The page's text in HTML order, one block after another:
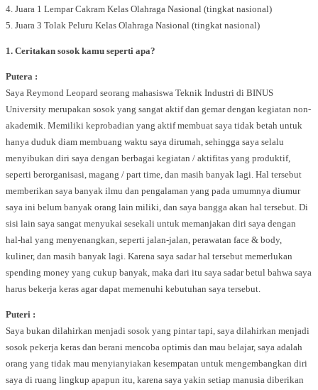
4. Juara 1 Lempar Cakram Kelas Olahraga Nasional (tingkat nasional)
5. Juara 3 Tolak Peluru Kelas Olahraga Nasional (tingkat nasional)
1. Ceritakan sosok kamu seperti apa?
Putera :
Saya Reymond Leopard seorang mahasiswa Teknik Industri di BINUS
University merupakan sosok yang sangat aktif dan gemar dengan kegiatan non-
akademik. Memiliki keprobadian yang aktif membuat saya tidak betah untuk
hanya duduk diam membuang waktu saya dirumah, sehingga saya selalu
menyibukan diri saya dengan berbagai kegiatan / aktifitas yang produktif,
seperti berorganisasi, magang / part time, dan masih banyak lagi. Hal tersebut
memberikan saya banyak ilmu dan pengalaman yang pada umumnya diumur
saya ini belum banyak orang lain miliki, dan saya bangga akan hal tersebut. Di
sisi lain saya sangat menyukai sesekali untuk memanjakan diri saya dengan
hal-hal yang menyenangkan, seperti jalan-jalan, perawatan face & body,
kuliner, dan masih banyak lagi. Karena saya sadar hal tersebut memerlukan
spending money yang cukup banyak, maka dari itu saya sadar betul bahwa saya
harus bekerja keras agar dapat memenuhi kebutuhan saya tersebut.
Puteri :
Saya bukan dilahirkan menjadi sosok yang pintar tapi, saya dilahirkan menjadi
sosok pekerja keras dan berani mencoba optimis dan mau belajar, saya adalah
orang yang tidak mau menyianyiakan kesempatan untuk mengembangkan diri
saya di ruang lingkup apapun itu, karena saya yakin setiap manusia diberikan